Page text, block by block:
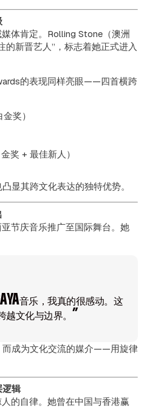
体肯定。 Rolling Stone （澳洲
的新晋艺人”，标志着她正式进入
的表现同样亮眼——四首横跨
奖）
奖 + 最佳新人）
显其跨文化表达的独特优势。
节庆音乐推广至国际舞台。她
音乐，我真的很感动。这
越文化与边界。”
而成为文化交流的媒介——用旋律
逻辑
的自律。她曾在中国与香港赢